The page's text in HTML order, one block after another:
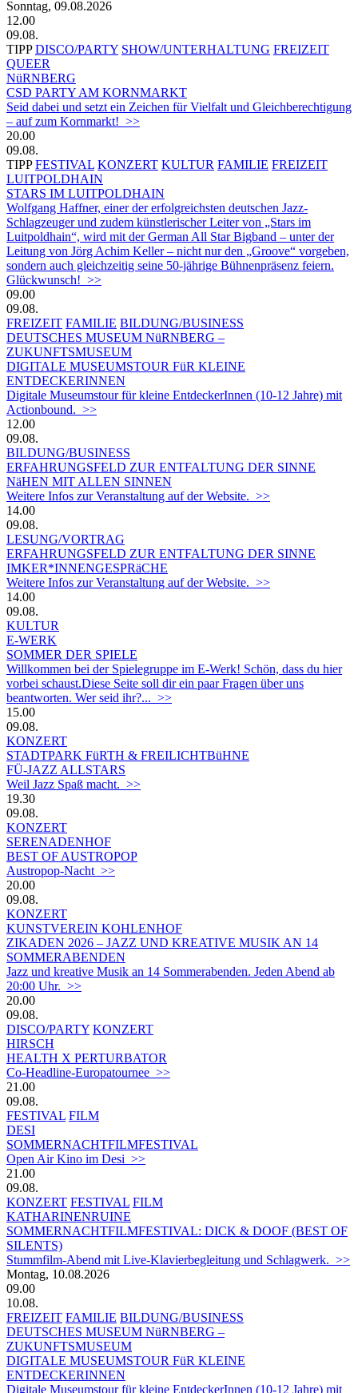
Sonntag, 09.08.2026
12.00
09.08.
TIPP DISCO/PARTY SHOW/UNTERHALTUNG FREIZEIT
QUEER
NüRNBERG
CSD PARTY AM KORNMARKT
Seid dabei und setzt ein Zeichen für Vielfalt und Gleichberechtigung
– auf zum Kornmarkt! >>
20.00
09.08.
TIPP FESTIVAL KONZERT KULTUR FAMILIE FREIZEIT
LUITPOLDHAIN
STARS IM LUITPOLDHAIN
Wolfgang Haffner, einer der erfolgreichsten deutschen Jazz-
Schlagzeuger und zudem künstlerischer Leiter von „Stars im
Luitpoldhain“, wird mit der German All Star Bigband – unter der
Leitung von Jörg Achim Keller – nicht nur den „Groove“ vorgeben,
sondern auch gleichzeitig seine 50-jährige Bühnenpräsenz feiern.
Glückwunsch! >>
09.00
09.08.
FREIZEIT FAMILIE BILDUNG/BUSINESS
DEUTSCHES MUSEUM NüRNBERG –
ZUKUNFTSMUSEUM
DIGITALE MUSEUMSTOUR FüR KLEINE
ENTDECKERINNEN
Digitale Museumstour für kleine EntdeckerInnen (10-12 Jahre) mit
Actionbound. >>
12.00
09.08.
BILDUNG/BUSINESS
ERFAHRUNGSFELD ZUR ENTFALTUNG DER SINNE
NäHEN MIT ALLEN SINNEN
Weitere Infos zur Veranstaltung auf der Website. >>
14.00
09.08.
LESUNG/VORTRAG
ERFAHRUNGSFELD ZUR ENTFALTUNG DER SINNE
IMKER*INNENGESPRäCHE
Weitere Infos zur Veranstaltung auf der Website. >>
14.00
09.08.
KULTUR
E-WERK
SOMMER DER SPIELE
Willkommen bei der Spielegruppe im E-Werk! Schön, dass du hier
vorbei schaust.Diese Seite soll dir ein paar Fragen über uns
beantworten. Wer seid ihr?... >>
15.00
09.08.
KONZERT
STADTPARK FüRTH & FREILICHTBüHNE
FÜ-JAZZ ALLSTARS
Weil Jazz Spaß macht. >>
19.30
09.08.
KONZERT
SERENADENHOF
BEST OF AUSTROPOP
Austropop-Nacht >>
20.00
09.08.
KONZERT
KUNSTVEREIN KOHLENHOF
ZIKADEN 2026 – JAZZ UND KREATIVE MUSIK AN 14
SOMMERABENDEN
Jazz und kreative Musik an 14 Sommerabenden. Jeden Abend ab
20:00 Uhr. >>
20.00
09.08.
DISCO/PARTY KONZERT
HIRSCH
HEALTH X PERTURBATOR
Co-Headline-Europatournee >>
21.00
09.08.
FESTIVAL FILM
DESI
SOMMERNACHTFILMFESTIVAL
Open Air Kino im Desi >>
21.00
09.08.
KONZERT FESTIVAL FILM
KATHARINENRUINE
SOMMERNACHTFILMFESTIVAL: DICK & DOOF (BEST OF
SILENTS)
Stummfilm-Abend mit Live-Klavierbegleitung und Schlagwerk. >>
Montag, 10.08.2026
09.00
10.08.
FREIZEIT FAMILIE BILDUNG/BUSINESS
DEUTSCHES MUSEUM NüRNBERG –
ZUKUNFTSMUSEUM
DIGITALE MUSEUMSTOUR FüR KLEINE
ENTDECKERINNEN
Digitale Museumstour für kleine EntdeckerInnen (10-12 Jahre) mit